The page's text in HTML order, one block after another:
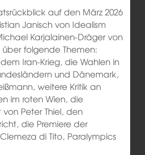
auf den März 2026
Janisch von Idealism
Karjalainen-Dräger von
folgende Themen:
Iran-Krieg, die Wahlen in
und Dänemark,
weitere Kritik an
im roten Wien, die
Peter Thiel, den
die Premiere der
di Tito, Paralympics